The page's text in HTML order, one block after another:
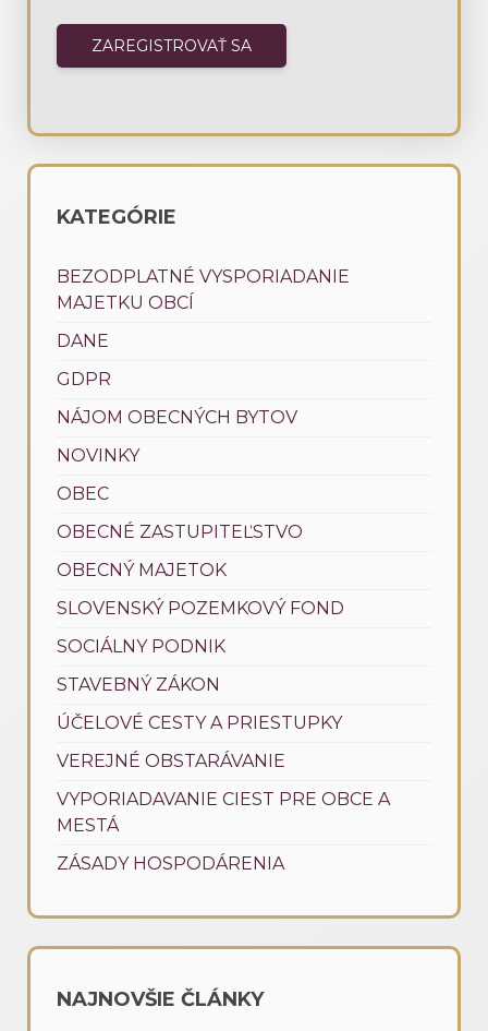
KATEGÓRIE
BEZODPLATNÉ VYSPORIADANIE
MAJETKU OBCÍ
DANE
GDPR
NÁJOM OBECNÝCH BYTOV
NOVINKY
OBEC
OBECNÉ ZASTUPITEĽSTVO
OBECNÝ MAJETOK
SLOVENSKÝ POZEMKOVÝ FOND
SOCIÁLNY PODNIK
STAVEBNÝ ZÁKON
ÚČELOVÉ CESTY A PRIESTUPKY
VEREJNÉ OBSTARÁVANIE
VYPORIADAVANIE CIEST PRE OBCE A
MESTÁ
ZÁSADY HOSPODÁRENIA
NAJNOVŠIE ČLÁNKY